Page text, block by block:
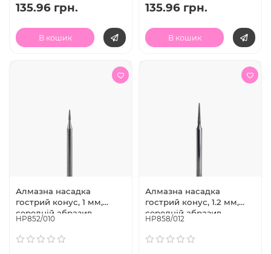
135.96 грн.
В кошик
135.96 грн.
В кошик
Алмазна насадка
гострий конус, 1 мм,
середній абразив,
Diaswiss (Швейцарія)
HP852/010
Алмазна насадка
гострий конус, 1.2 мм,
середній абразив,
Diaswiss (Швейцарія)
HP858/012